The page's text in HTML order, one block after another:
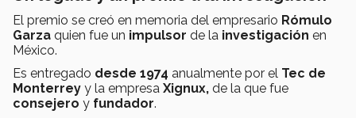
El premio se creó en memoria del empresario Rómulo
Garza quien fue un impulsor de la investigación en
México.
Es entregado desde 1974 anualmente por el Tec de
Monterrey y la empresa Xignux, de la que fue
consejero y fundador.